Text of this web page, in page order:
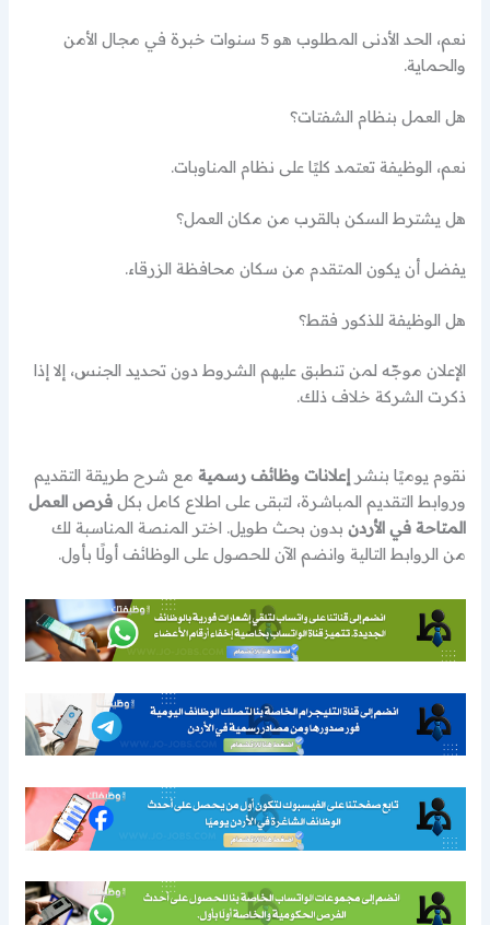
نعم، الحد الأدنى المطلوب هو 5 سنوات خبرة في مجال الأمن
والحماية.
هل العمل بنظام الشفتات؟
نعم، الوظيفة تعتمد كليًا على نظام المناوبات.
هل يشترط السكن بالقرب من مكان العمل؟
يفضل أن يكون المتقدم من سكان محافظة الزرقاء.
هل الوظيفة للذكور فقط؟
الإعلان موجّه لمن تنطبق عليهم الشروط دون تحديد الجنس، إلا إذا
ذكرت الشركة خلاف ذلك.
نقوم يوميًا بنشرإعلانات وظائف رسمية مع شرح طريقة التقديم
وروابط التقديم المباشرة، لتبقى على اطلاع كامل بكلفرص العمل
المتاحة في الأردن بدون بحث طويل. اختر المنصة المناسبة لك
من الروابط التالية وانضم الآن للحصول على الوظائف أولًا بأول.